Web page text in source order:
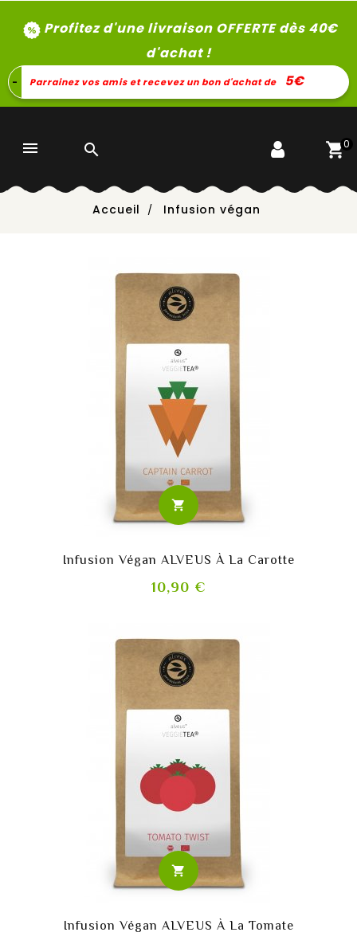
Profitez d'une livraison OFFERTE dès 40€
d'achat !
- Parrainez vos amis et recevez un bon d'achat de 5€
  0
Accueil Infusion végan
shopping_cart
Infusion Végan ALVEUS À La Carotte
10,90 €
shopping_cart
Infusion Végan ALVEUS À La Tomate